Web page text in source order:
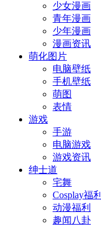
少女漫画
青年漫画
少年漫画
漫画资讯
萌化图片
电脑壁纸
手机壁纸
萌图
表情
游戏
手游
电脑游戏
游戏资讯
绅士道
宅舞
Cosplay福利
动漫福利
趣闻八卦